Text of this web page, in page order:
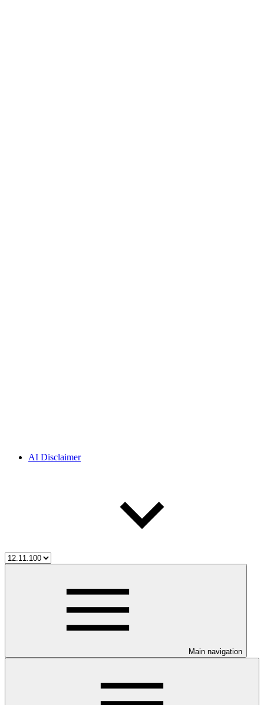
AI Disclaimer
Main navigation